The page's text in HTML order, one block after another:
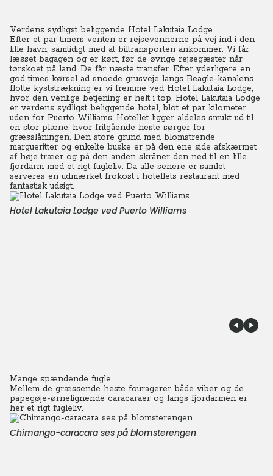
Verdens sydligst beliggende Hotel Lakutaia Lodge
Efter et par timers venten er rejsevennerne på vej ind i den
lille havn, samtidigt med at biltransporten ankommer. Vi får
læsset bagagen og er kørt, før de øvrige rejsegæster når
tørskoet på land. De får næste transfer. Efter yderligere en
god times kørsel ad snoede grusveje langs Beagle-kanalens
flotte kyststrækning er vi fremme ved Hotel Lakutaia Lodge,
hvor den venlige betjening er helt i top. Hotel Lakutaia Lodge
er verdens sydligst beliggende hotel, blot et par kilometer
uden for Puerto Williams. Hotellet ligger aldeles smukt ud til
en stor plæne, hvor fritgående heste sørger for
græsslåningen. Den store grund med blomstrende
margueritter og enkelte buske er på den ene side afskærmet
af høje træer og på den anden skråner den ned til en lille
fjordarm med et rigt fugleliv. Da alle senere er samlet
serveres en udmærket frokost i hotellets restaurant med
fantastisk udsigt.
Hotel Lakutaia Lodge ved Puerto Williams
Mange spændende fugle
Mellem de græssende heste fouragerer både viber og de
papegøje-ørnelignende caracaraer og langs fjordarmen er
her et rigt fugleliv.
Chimango-caracara ses på blomsterengen